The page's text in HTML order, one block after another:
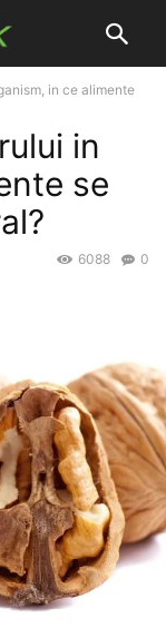
in ce alimente
in
se
0
6088